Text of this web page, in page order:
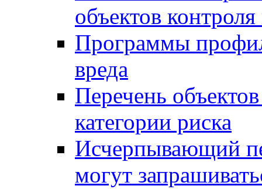
объектов
Программы
вреда
Перечень
категории риска
Исчерпывающий
могут